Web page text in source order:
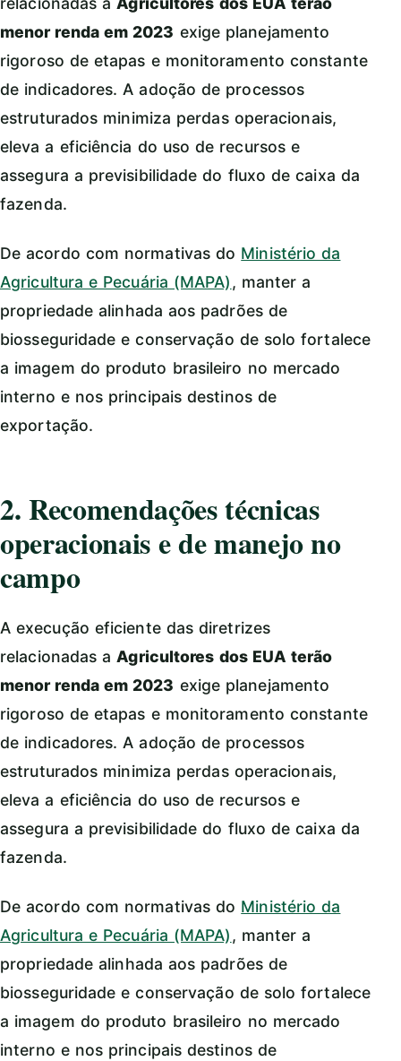
menor renda em 2023 exige planejamento
rigoroso de etapas e monitoramento constante
de indicadores. A adoção de processos
estruturados minimiza perdas operacionais,
eleva a eficiência do uso de recursos e
assegura a previsibilidade do fluxo de caixa da
fazenda.
De acordo com normativas do Ministério da
Agricultura e Pecuária (MAPA), manter a
propriedade alinhada aos padrões de
biosseguridade e conservação de solo fortalece
a imagem do produto brasileiro no mercado
interno e nos principais destinos de
exportação.
2. Recomendações técnicas
operacionais e de manejo no
campo
A execução eficiente das diretrizes
relacionadas a Agricultores dos EUA terão
menor renda em 2023 exige planejamento
rigoroso de etapas e monitoramento constante
de indicadores. A adoção de processos
estruturados minimiza perdas operacionais,
eleva a eficiência do uso de recursos e
assegura a previsibilidade do fluxo de caixa da
fazenda.
De acordo com normativas do Ministério da
Agricultura e Pecuária (MAPA), manter a
propriedade alinhada aos padrões de
biosseguridade e conservação de solo fortalece
a imagem do produto brasileiro no mercado
interno e nos principais destinos de